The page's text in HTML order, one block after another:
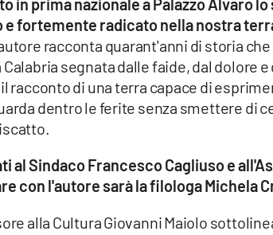
in prima nazionale a Palazzo Alvaro
fortemente radicato nella nostra
racconta quarant'anni di storia
segnata dalle faide, dal dolore
racconto di una terra capace di
dentro le ferite senza smettere di
al Sindaco Francesco Cagliuso e
con l'autore sarà la filologa Michela
alla Cultura Giovanni Maiolo